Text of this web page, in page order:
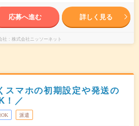
応募へ進む 詳しく見る
社 株式会社ニッソーネット
スマホの初期設定や発送の
！／
OK 派遣